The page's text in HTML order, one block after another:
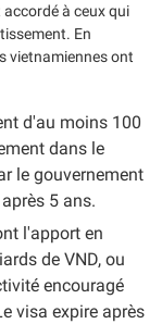
à ceux qui
En
vietnamiennes ont
d'au moins 100
dans le
le gouvernement
5 ans.
l'apport en
de VND, ou
encouragé
visa expire après